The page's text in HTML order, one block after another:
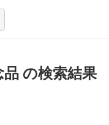
の検索結果